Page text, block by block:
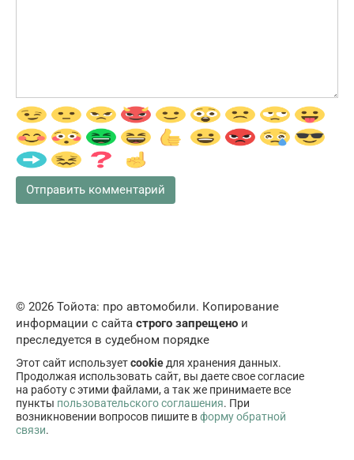
© 2026 Тойота: про автомобили. Копирование
информации с сайта строго запрещено и
преследуется в судебном порядке
Этот сайт используетcookieдля хранения данных.
Продолжая использовать сайт, вы даете свое согласие
на работу с этими файлами, а так же принимаете все
пункты пользовательского соглашения. При
возникновении вопросов пишите вформу обратной
связи.